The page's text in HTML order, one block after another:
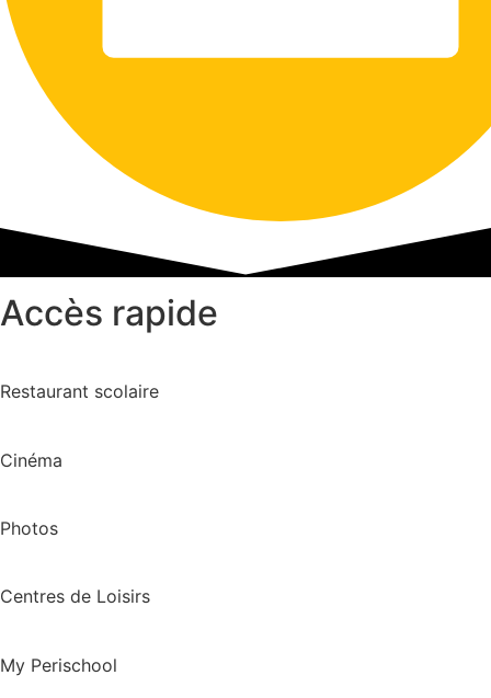
Accès rapide
Restaurant scolaire
Cinéma
Photos
Centres de Loisirs
My Perischool